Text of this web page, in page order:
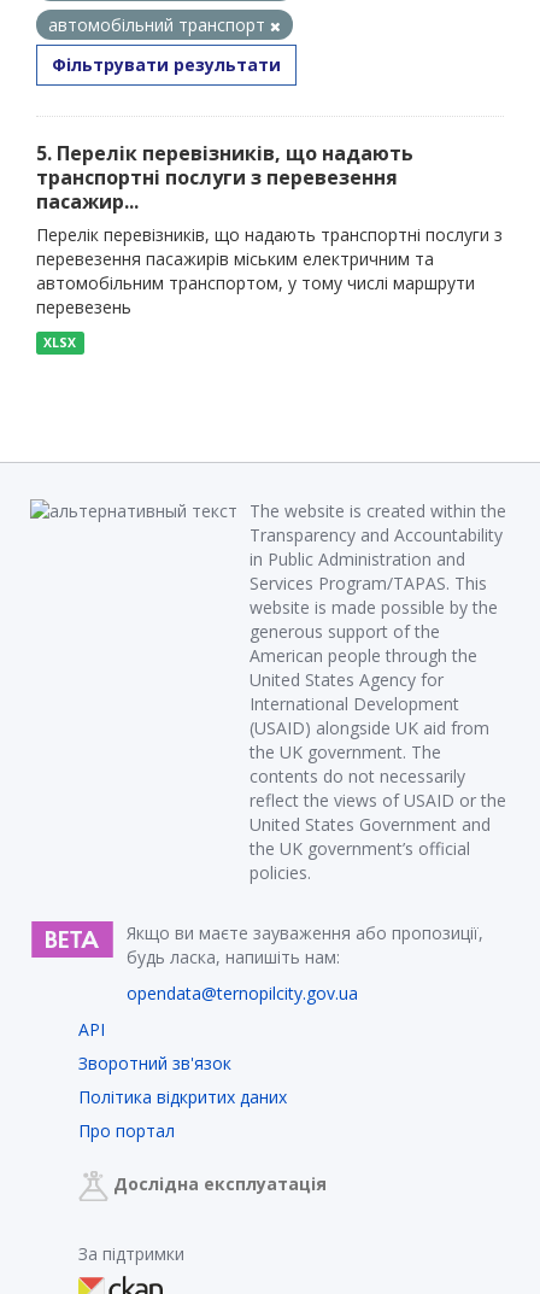
автомобільний транспорт
Фільтрувати результати
5. Перелік перевізників, що надають
транспортні послуги з перевезення
пасажир...
Перелік перевізників, що надають транспортні послуги з
перевезення пасажирів міським електричним та
автомобільним транспортом, у тому числі маршрути
перевезень
XLSX
The website is created within the
Transparency and Accountability
in Public Administration and
Services Program/TAPAS. This
website is made possible by the
generous support of the
American people through the
United States Agency for
International Development
(USAID) alongside UK aid from
the UK government. The
contents do not necessarily
reflect the views of USAID or the
United States Government and
the UK government’s official
policies.
Якщо ви маєте зауваження або пропозиції,
будь ласка, напишіть нам:
opendata@ternopilcity.gov.ua
API
Зворотний зв'язок
Політика відкритих даних
Про портал
Дослідна експлуатація
За підтримки